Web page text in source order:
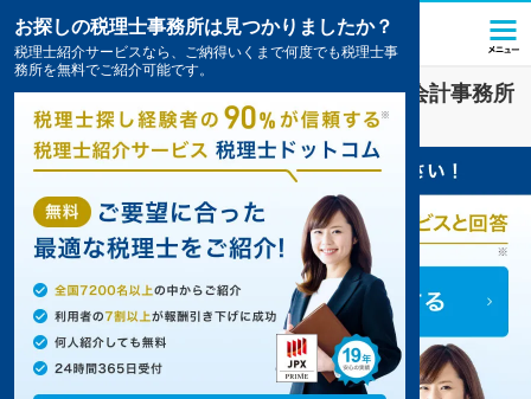
流通・小売業界に強い長崎県の税理士・会計事務所
の一覧10件掲載中
お探しの税理士事務所は見つかりましたか？
税理士紹介サービスなら、ご納得いくまで何度でも税理士事
務所を無料でご紹介可能です。